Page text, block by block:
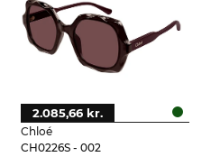
Chloé
CH0226S - 002
2.085,66 kr.